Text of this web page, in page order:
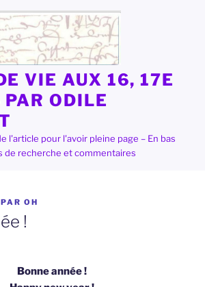
VIE AUX 16, 17E
ODILE
l'article pour l'avoir pleine page – En bas
de recherche et commentaires
PAR OH
!
Bonne année !